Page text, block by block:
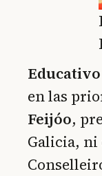
Educativo
en las
Feijóo,
Galicia, ni